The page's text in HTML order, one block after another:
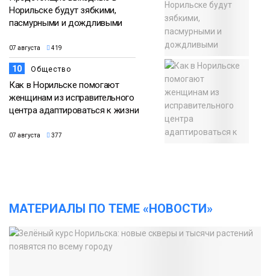
Норильске будут зябкими,
пасмурными и дождливыми
07 августа 419
10 Общество
Как в Норильске помогают
женщинам из исправительного
центра адаптироваться к жизни
07 августа 377
МАТЕРИАЛЫ ПО ТЕМЕ «НОВОСТИ»